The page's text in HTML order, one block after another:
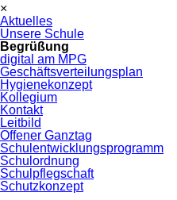
×
überspringen
Aktuelles
Unsere Schule
Begrüßung
digital am MPG
Geschäftsverteilungsplan
Hygienekonzept
Kollegium
Kontakt
Leitbild
Offener Ganztag
Schulentwicklungsprogramm
Schulordnung
Schulpflegschaft
Schutzkonzept